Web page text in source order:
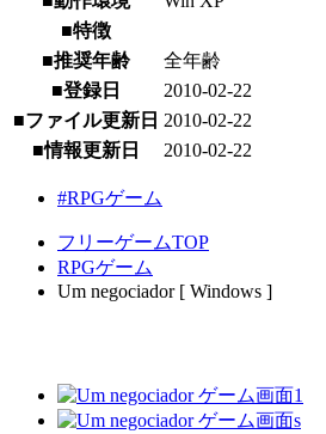
■特徴
■推奨年齢
全年齢
■登録日
2010-02-22
■ファイル更新日 2010-02-22
■情報更新日
2010-02-22
#RPGゲーム
フリーゲームTOP
RPGゲーム
Um negociador [ Windows ]